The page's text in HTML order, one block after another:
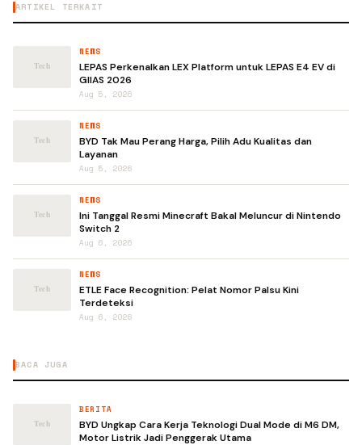
ARTIKEL TERKAIT
NEWS
LEPAS Perkenalkan LEX Platform untuk LEPAS E4 EV di
GIIAS 2026
Aug 5, 2026
NEWS
BYD Tak Mau Perang Harga, Pilih Adu Kualitas dan
Layanan
Aug 5, 2026
NEWS
Ini Tanggal Resmi Minecraft Bakal Meluncur di Nintendo
Switch 2
Aug 6, 2026
NEWS
ETLE Face Recognition: Pelat Nomor Palsu Kini
Terdeteksi
Aug 6, 2026
BACA JUGA
BERITA
BYD Ungkap Cara Kerja Teknologi Dual Mode di M6 DM,
Motor Listrik Jadi Penggerak Utama